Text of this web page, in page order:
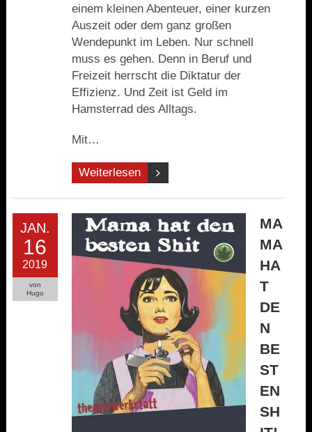
einem kleinen Abenteuer, einer kurzen
Auszeit oder dem ganz großen
Wendepunkt im Leben. Nur schnell
muss es gehen. Denn in Beruf und
Freizeit herrscht die Diktatur der
Effizienz. Und Zeit ist Geld im
Hamsterrad des Alltags.
Mit…
Weiterlesen
JAN.
16
2019
von
Hugo
MA
MA
HA
T
DE
N
BE
ST
EN
SH